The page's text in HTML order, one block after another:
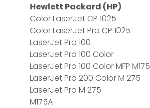
Hewlett Packard (HP)
Color LaserJet CP 1025
Color LaserJet Pro CP 1025
LaserJet Pro 100
LaserJet Pro 100 Color
LaserJet Pro 100 Color MFP M175
LaserJet Pro 200 Color M 275
LaserJet Pro M 275
M175A